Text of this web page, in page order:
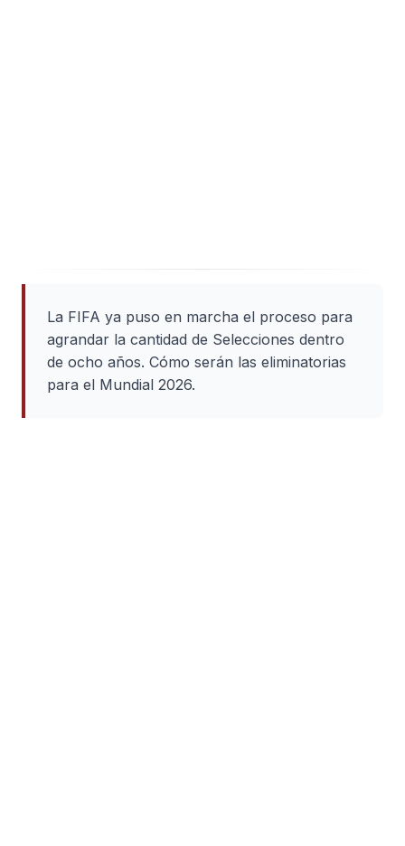
La FIFA ya puso en marcha el proceso para
agrandar la cantidad de Selecciones dentro
de ocho años. Cómo serán las eliminatorias
para el Mundial 2026.